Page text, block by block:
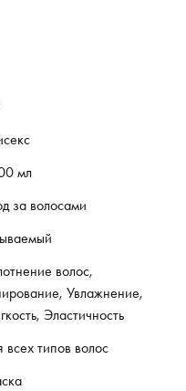
мл
за волосами
волос,
Увлажнение,
Эластичность
всех типов волос